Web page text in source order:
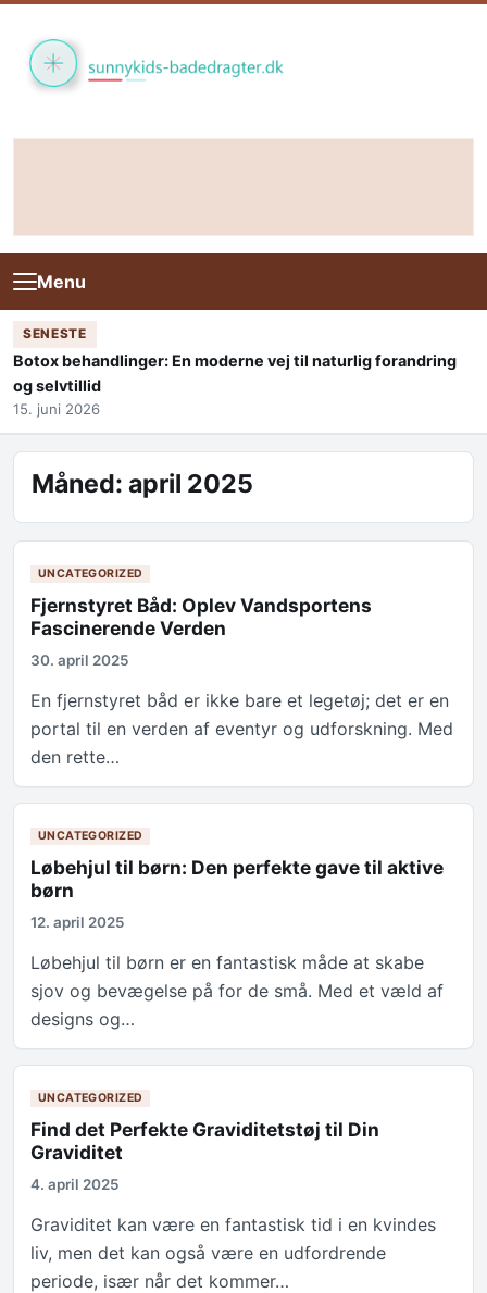
Menu
SENESTE
Botox behandlinger: En moderne vej til naturlig forandring
og selvtillid
15. juni 2026
Måned: april 2025
UNCATEGORIZED
Fjernstyret Båd: Oplev Vandsportens
Fascinerende Verden
30. april 2025
En fjernstyret båd er ikke bare et legetøj; det er en
portal til en verden af eventyr og udforskning. Med
den rette…
UNCATEGORIZED
Løbehjul til børn: Den perfekte gave til aktive
børn
12. april 2025
Løbehjul til børn er en fantastisk måde at skabe
sjov og bevægelse på for de små. Med et væld af
designs og…
UNCATEGORIZED
Find det Perfekte Graviditetstøj til Din
Graviditet
4. april 2025
Graviditet kan være en fantastisk tid i en kvindes
liv, men det kan også være en udfordrende
periode, især når det kommer…